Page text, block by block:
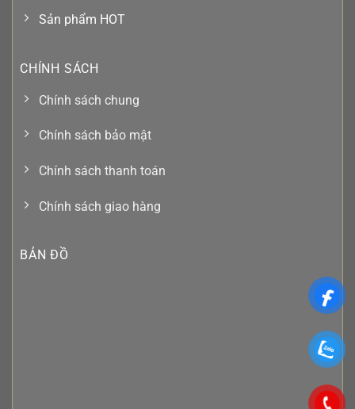
Sản phẩm HOT
CHÍNH SÁCH
Chính sách chung
Chính sách bảo mật
Chính sách thanh toán
Chính sách giao hàng
BẢN ĐỒ